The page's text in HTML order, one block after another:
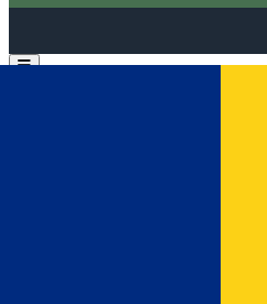
Open main menu